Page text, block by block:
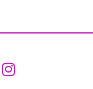
Aceder ao
Aceder ao